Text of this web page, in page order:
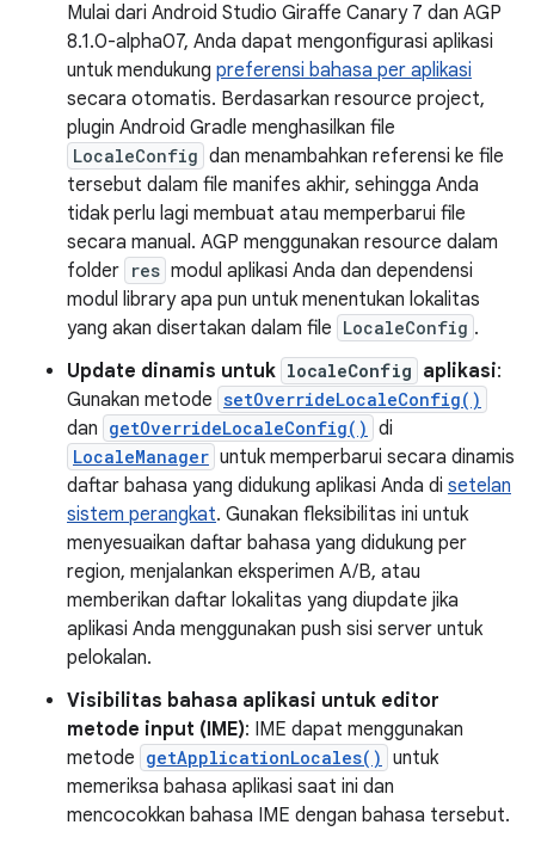
Mulai dari Android Studio Giraffe Canary 7 dan AGP
8.1.0-alpha07, Anda dapat mengonfigurasi aplikasi
untuk mendukung preferensi bahasa per aplikasi
secara otomatis. Berdasarkan resource project,
plugin Android Gradle menghasilkan file
LocaleConfig dan menambahkan referensi ke file
tersebut dalam file manifes akhir, sehingga Anda
tidak perlu lagi membuat atau memperbarui file
secara manual. AGP menggunakan resource dalam
folder res modul aplikasi Anda dan dependensi
modul library apa pun untuk menentukan lokalitas
yang akan disertakan dalam file LocaleConfig .
Update dinamis untuk localeConfig aplikasi:
Gunakan metode setOverrideLocaleConfig()
dan getOverrideLocaleConfig() di
LocaleManager untuk memperbarui secara dinamis
daftar bahasa yang didukung aplikasi Anda di setelan
sistem perangkat. Gunakan fleksibilitas ini untuk
menyesuaikan daftar bahasa yang didukung per
region, menjalankan eksperimen A/B, atau
memberikan daftar lokalitas yang diupdate jika
aplikasi Anda menggunakan push sisi server untuk
pelokalan.
Visibilitas bahasa aplikasi untuk editor
metode input (IME): IME dapat menggunakan
metode getApplicationLocales() untuk
memeriksa bahasa aplikasi saat ini dan
mencocokkan bahasa IME dengan bahasa tersebut.